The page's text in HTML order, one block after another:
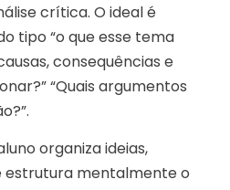
crítica. O ideal é
tipo “o que esse tema
consequências e
“Quais argumentos
organiza ideias,
estrutura mentalmente o